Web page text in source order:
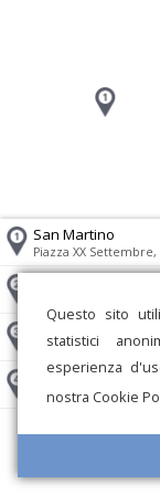
Questo sito
statistici
esperienza
nostra Cookie
San Martino
Piazza XX
Via Tiro a Segno, 2
Santa Caterina
Piazza Mazzini, 11